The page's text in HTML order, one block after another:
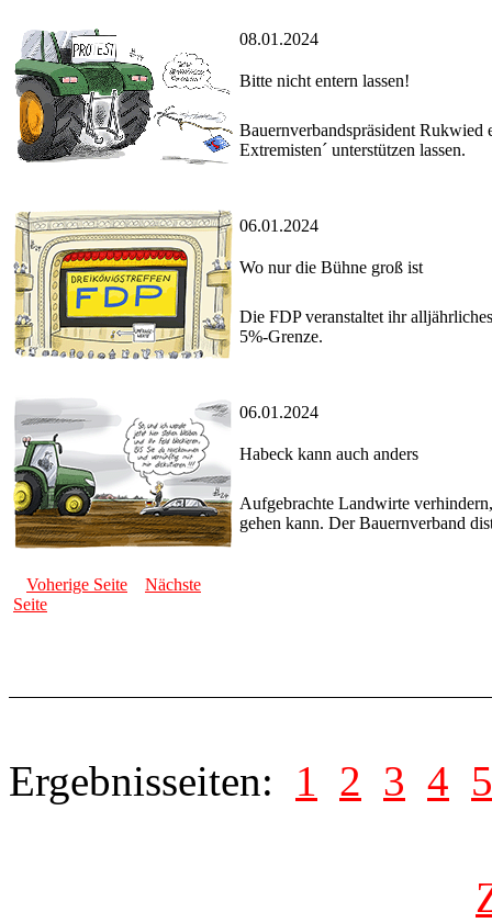
08.01.2024
Bitte nicht entern lassen!
Bauernverbandspräsident Rukwied
Extremisten´ unterstützen lassen.
06.01.2024
Wo nur die Bühne groß ist
Die FDP veranstaltet ihr
5%-Grenze.
06.01.2024
Habeck kann auch anders
Aufgebrachte Landwirte
gehen kann. Der Bauernverband
Voherige Seite
Nächste
Seite
Ergebnisseiten: 1 2 3 4 5